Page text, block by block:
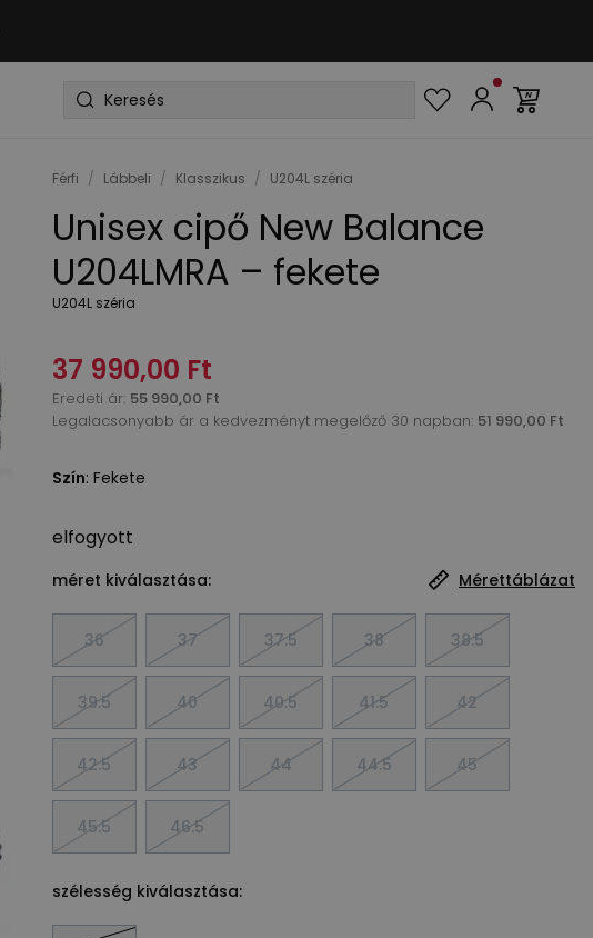
Férfi / Lábbeli / Klasszikus / U204L széria
Unisex cipő New Balance
U204LMRA – fekete
U204L széria
37 990,00 Ft
Eredeti ár: 55 990,00 Ft
Legalacsonyabb ár a kedvezményt megelőző 30 napban: 51 990,00 Ft
Szín: Fekete
elfogyott
méret kiválasztása: Mérettáblázat
36 37 37.5 38 38.5
39.5 40 40.5 41.5 42
42.5 43 44 44.5 45
45.5 46.5
szélesség kiválasztása: